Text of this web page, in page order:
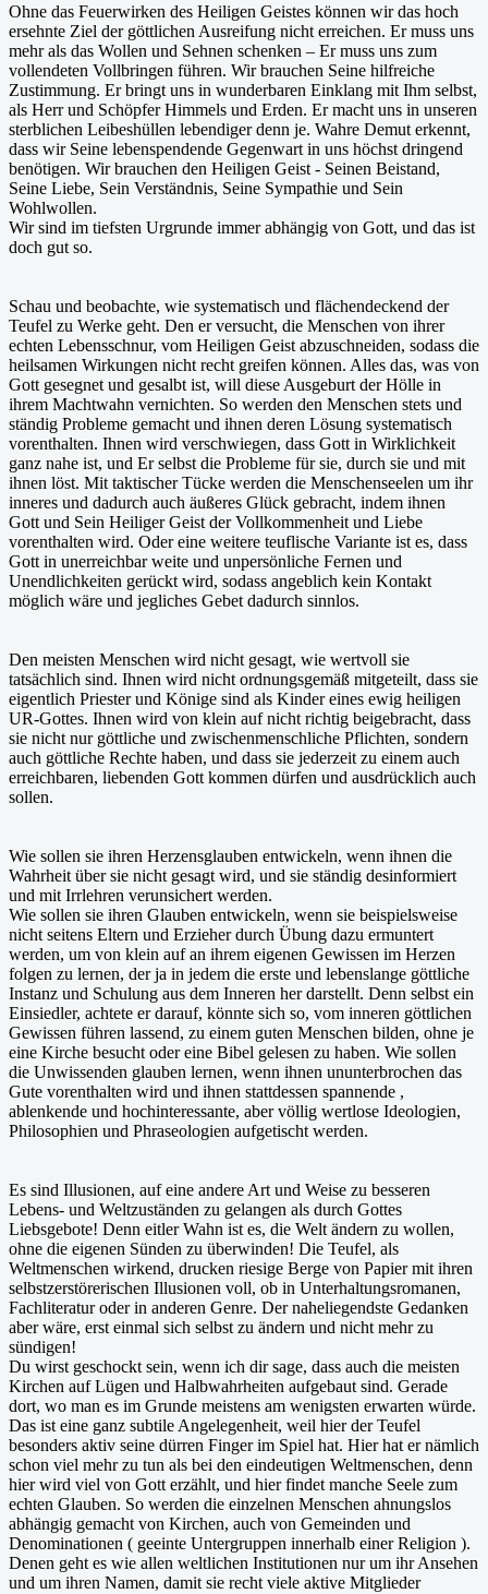
Ohne das Feuerwirken des Heiligen Geistes können wir das hoch
ersehnte Ziel der göttlichen Ausreifung nicht erreichen. Er muss uns
mehr als das Wollen und Sehnen schenken – Er muss uns zum
vollendeten Vollbringen führen. Wir brauchen Seine hilfreiche
Zustimmung. Er bringt uns in wunderbaren Einklang mit Ihm selbst,
als Herr und Schöpfer Himmels und Erden. Er macht uns in unseren
sterblichen Leibeshüllen lebendiger denn je. Wahre Demut erkennt,
dass wir Seine lebenspendende Gegenwart in uns höchst dringend
benötigen. Wir brauchen den Heiligen Geist - Seinen Beistand,
Seine Liebe, Sein Verständnis, Seine Sympathie und Sein
Wohlwollen.
Wir sind im tiefsten Urgrunde immer abhängig von Gott, und das ist
doch gut so.
Schau und beobachte, wie systematisch und flächendeckend der
Teufel zu Werke geht. Den er versucht, die Menschen von ihrer
echten Lebensschnur, vom Heiligen Geist abzuschneiden, sodass die
heilsamen Wirkungen nicht recht greifen können. Alles das, was von
Gott gesegnet und gesalbt ist, will diese Ausgeburt der Hölle in
ihrem Machtwahn vernichten. So werden den Menschen stets und
ständig Probleme gemacht und ihnen deren Lösung systematisch
vorenthalten. Ihnen wird verschwiegen, dass Gott in Wirklichkeit
ganz nahe ist, und Er selbst die Probleme für sie, durch sie und mit
ihnen löst. Mit taktischer Tücke werden die Menschenseelen um ihr
inneres und dadurch auch äußeres Glück gebracht, indem ihnen
Gott und Sein Heiliger Geist der Vollkommenheit und Liebe
vorenthalten wird. Oder eine weitere teuflische Variante ist es, dass
Gott in unerreichbar weite und unpersönliche Fernen und
Unendlichkeiten gerückt wird, sodass angeblich kein Kontakt
möglich wäre und jegliches Gebet dadurch sinnlos.
Den meisten Menschen wird nicht gesagt, wie wertvoll sie
tatsächlich sind. Ihnen wird nicht ordnungsgemäß mitgeteilt, dass sie
eigentlich Priester und Könige sind als Kinder eines ewig heiligen
UR-Gottes. Ihnen wird von klein auf nicht richtig beigebracht, dass
sie nicht nur göttliche und zwischenmenschliche Pflichten, sondern
auch göttliche Rechte haben, und dass sie jederzeit zu einem auch
erreichbaren, liebenden Gott kommen dürfen und ausdrücklich auch
sollen.
Wie sollen sie ihren Herzensglauben entwickeln, wenn ihnen die
Wahrheit über sie nicht gesagt wird, und sie ständig desinformiert
und mit Irrlehren verunsichert werden.
Wie sollen sie ihren Glauben entwickeln, wenn sie beispielsweise
nicht seitens Eltern und Erzieher durch Übung dazu ermuntert
werden, um von klein auf an ihrem eigenen Gewissen im Herzen
folgen zu lernen, der ja in jedem die erste und lebenslange göttliche
Instanz und Schulung aus dem Inneren her darstellt. Denn selbst ein
Einsiedler, achtete er darauf, könnte sich so, vom inneren göttlichen
Gewissen führen lassend, zu einem guten Menschen bilden, ohne je
eine Kirche besucht oder eine Bibel gelesen zu haben. Wie sollen
die Unwissenden glauben lernen, wenn ihnen ununterbrochen das
Gute vorenthalten wird und ihnen stattdessen spannende ,
ablenkende und hochinteressante, aber völlig wertlose Ideologien,
Philosophien und Phraseologien aufgetischt werden.
Es sind Illusionen, auf eine andere Art und Weise zu besseren
Lebens- und Weltzuständen zu gelangen als durch Gottes
Liebsgebote! Denn eitler Wahn ist es, die Welt ändern zu wollen,
ohne die eigenen Sünden zu überwinden! Die Teufel, als
Weltmenschen wirkend, drucken riesige Berge von Papier mit ihren
selbstzerstörerischen Illusionen voll, ob in Unterhaltungsromanen,
Fachliteratur oder in anderen Genre. Der naheliegendste Gedanken
aber wäre, erst einmal sich selbst zu ändern und nicht mehr zu
sündigen!
Du wirst geschockt sein, wenn ich dir sage, dass auch die meisten
Kirchen auf Lügen und Halbwahrheiten aufgebaut sind. Gerade
dort, wo man es im Grunde meistens am wenigsten erwarten würde.
Das ist eine ganz subtile Angelegenheit, weil hier der Teufel
besonders aktiv seine dürren Finger im Spiel hat. Hier hat er nämlich
schon viel mehr zu tun als bei den eindeutigen Weltmenschen, denn
hier wird viel von Gott erzählt, und hier findet manche Seele zum
echten Glauben. So werden die einzelnen Menschen ahnungslos
abhängig gemacht von Kirchen, auch von Gemeinden und
Denominationen ( geeinte Untergruppen innerhalb einer Religion ).
Denen geht es wie allen weltlichen Institutionen nur um ihr Ansehen
und um ihren Namen, damit sie recht viele aktive Mitglieder